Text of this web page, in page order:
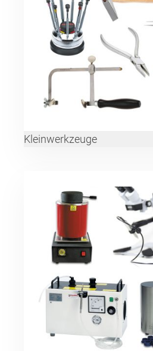
Kleinwerkzeuge